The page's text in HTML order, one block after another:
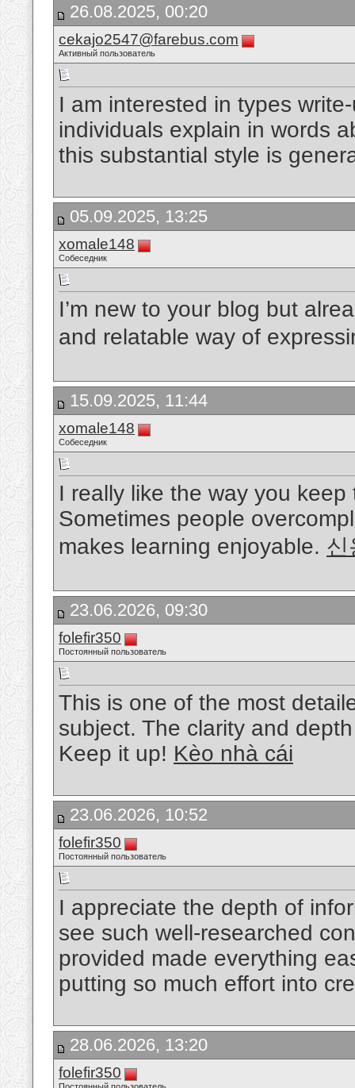
26.08.2025, 00:20
cekajo2547@farebus.com
Активный пользователь
I am interested in types
individuals explain in words
this substantial style is
05.09.2025, 13:25
xomale148
Собеседник
I’m new to your blog but
and relatable way of
15.09.2025, 11:44
xomale148
Собеседник
I really like the way you
Sometimes people
makes learning enjoyable. 신
23.06.2026, 09:30
folefir350
Постоянный пользователь
This is one of the most
subject. The clarity and
Keep it up! Kèo nhà cái
23.06.2026, 10:52
folefir350
Постоянный пользователь
I appreciate the depth of
see such well-researched
provided made everything
putting so much effort into
28.06.2026, 13:20
folefir350